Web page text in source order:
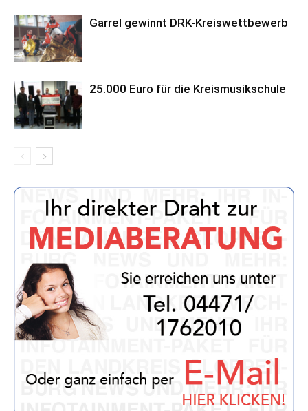
Garrel gewinnt DRK-Kreiswettbewerb
25.000 Euro für die Kreismusikschule